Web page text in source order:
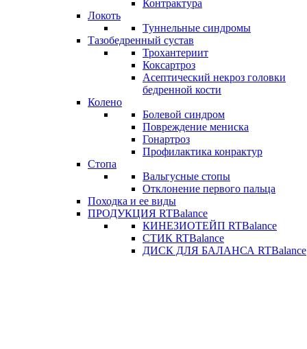
Контрактура
Локоть
Туннельные синдромы
Тазобедренный сустав
Трохантериит
Коксартроз
Асептический некроз головки
бедренной кости
Колено
Болевой синдром
Повреждение мениска
Гонартроз
Профилактика конрактур
Стопа
Вальгусные стопы
Отклонение первого пальца
Походка и ее виды
ПРОДУКЦИЯ RTBalance
КИНЕЗИОТЕЙП RTBalance
СТИК RTBalance
ДИСК ДЛЯ БАЛАНСА RTBalance